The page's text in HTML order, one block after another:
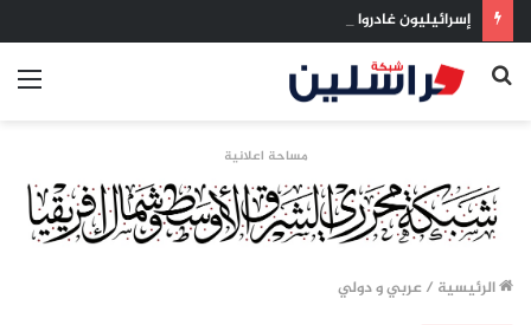
إسرائيليون غادروا بلا رجعة: اخترنا الهجرة لنعيش بلا خوف
بحث
مساحة اعلانية
الرئيسية /عربي و دولي